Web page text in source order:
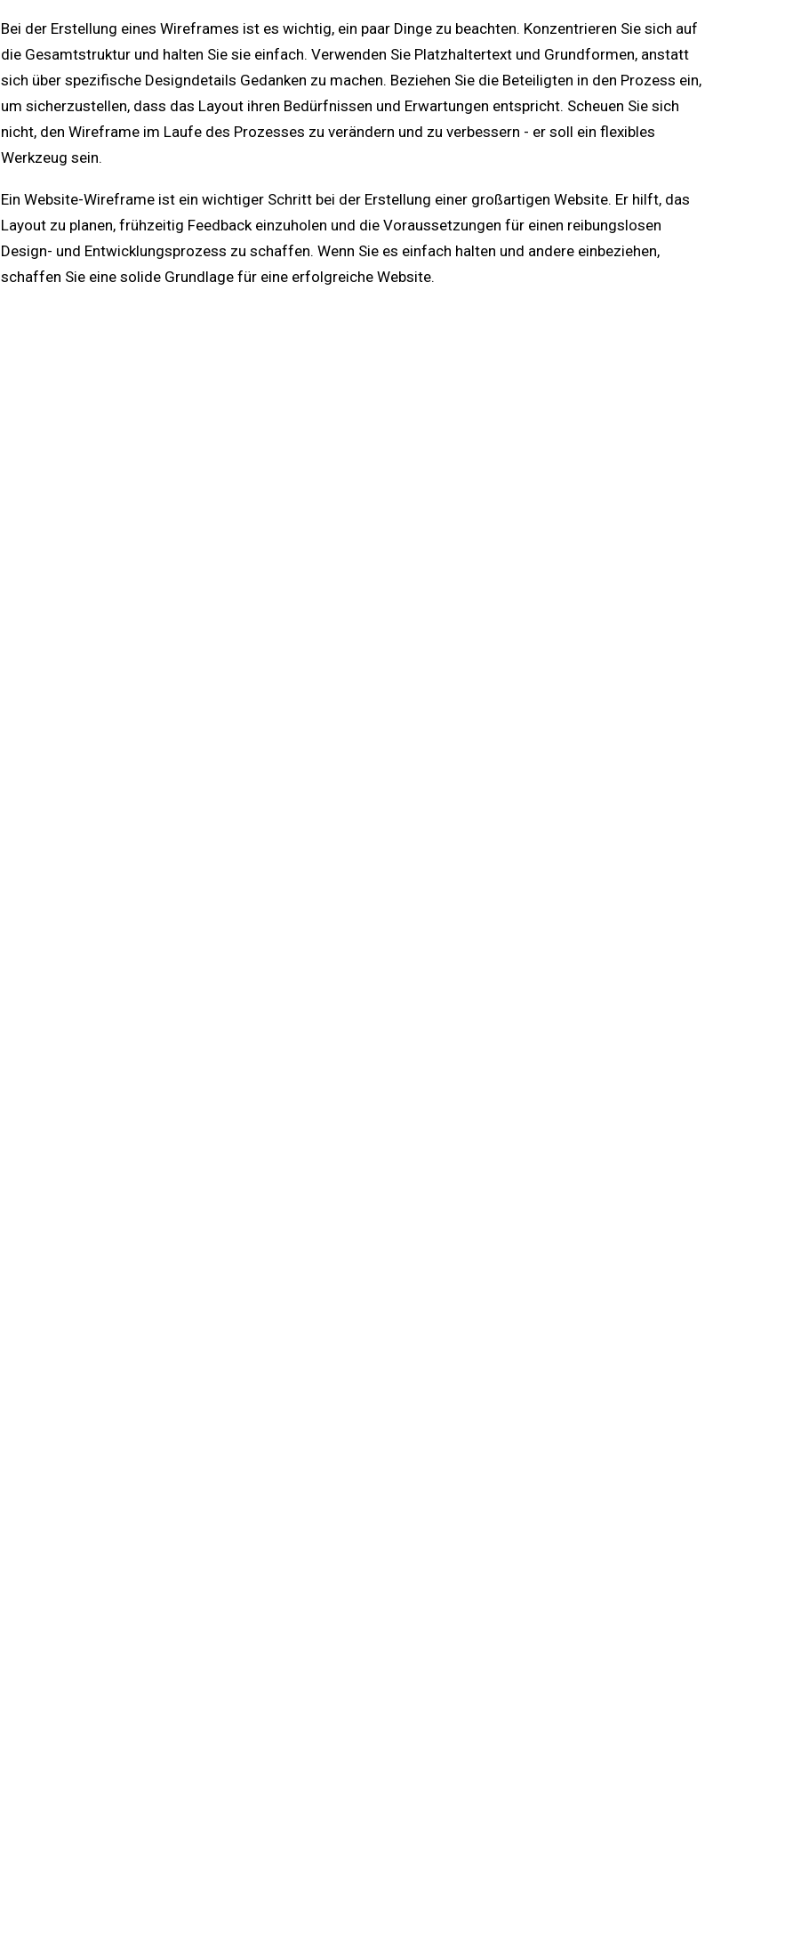
Bei der Erstellung eines Wireframes ist es wichtig, ein paar Dinge zu beachten. Konzentrieren Sie sich auf
die Gesamtstruktur und halten Sie sie einfach. Verwenden Sie Platzhaltertext und Grundformen, anstatt
sich über spezifische Designdetails Gedanken zu machen. Beziehen Sie die Beteiligten in den Prozess ein,
um sicherzustellen, dass das Layout ihren Bedürfnissen und Erwartungen entspricht. Scheuen Sie sich
nicht, den Wireframe im Laufe des Prozesses zu verändern und zu verbessern - er soll ein flexibles
Werkzeug sein.
Ein Website-Wireframe ist ein wichtiger Schritt bei der Erstellung einer großartigen Website. Er hilft, das
Layout zu planen, frühzeitig Feedback einzuholen und die Voraussetzungen für einen reibungslosen
Design- und Entwicklungsprozess zu schaffen. Wenn Sie es einfach halten und andere einbeziehen,
schaffen Sie eine solide Grundlage für eine erfolgreiche Website.